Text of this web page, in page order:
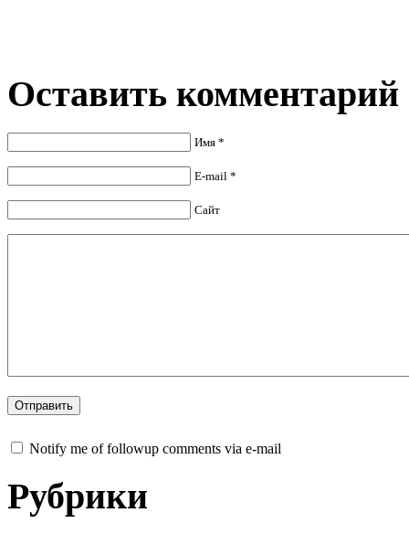
Оставить комментарий
Имя *
E-mail *
Сайт
Notify me of followup comments via e-mail
Рубрики